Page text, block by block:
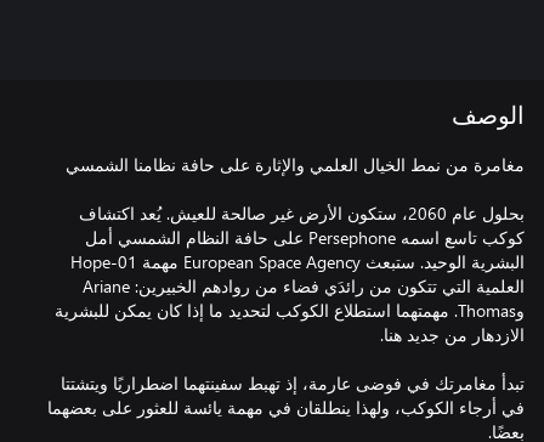
الوصف
بحلول عام 2060، ستكون الأرض غير صالحة للعيش. يُعد اكتشاف
كوكب تاسع اسمه Persephone على حافة النظام الشمسي أمل
البشرية الوحيد. ستبعث European Space Agency مهمة Hope-01
العلمية التي تتكون من رائدَي فضاء من روادهم الخبيرين: Ariane
وThomas. مهمتهما استطلاع الكوكب لتحديد ما إذا كان يمكن للبشرية
تبدأ مغامرتك في فوضى عارمة، إذ تهبط سفينتهما اضطراريًا ويتشتتا
في أرجاء الكوكب، ولهذا ينطلقان في مهمة يائسة للعثور على بعضهما